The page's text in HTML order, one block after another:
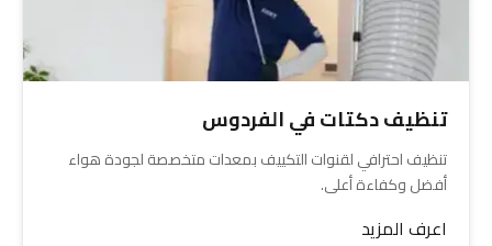
تنظيف دكتات في الفردوس
تنظيف احترافي لقنوات التكييف بمعدات متخصصة لجودة هواء
أفضل وكفاءة أعلى.
اعرف المزيد